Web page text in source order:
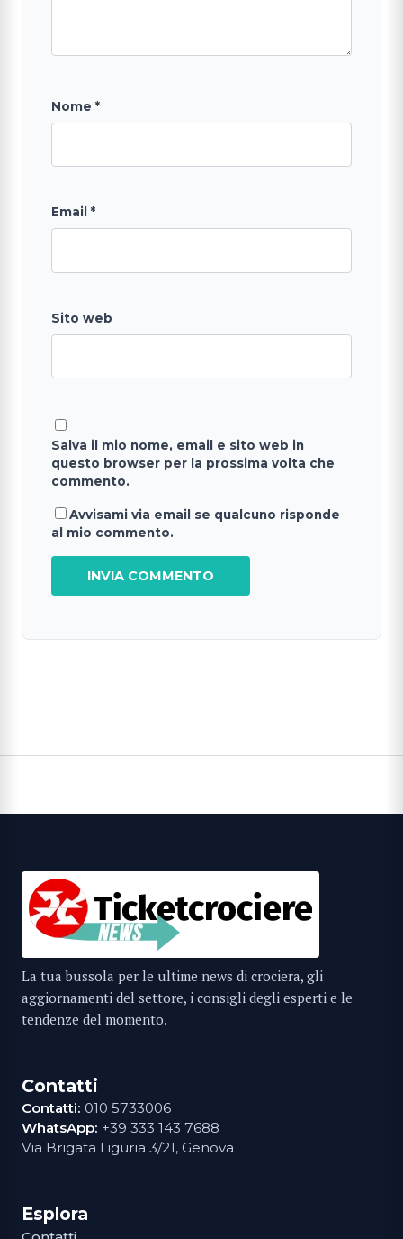
Nome *
Email *
Sito web
Salva il mio nome, email e sito web in
questo browser per la prossima volta che
commento.
Avvisami via email se qualcuno risponde
al mio commento.
La tua bussola per le ultime news di crociera, gli
aggiornamenti del settore, i consigli degli esperti e le
tendenze del momento.
Contatti
Contatti: 010 5733006
WhatsApp: +39 333 143 7688
Via Brigata Liguria 3/21, Genova
Esplora